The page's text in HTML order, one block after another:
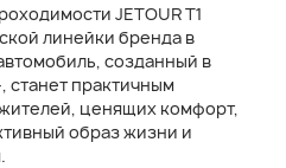
JETOUR T1
линейки бренда в
созданный в
станет практичным
ценящих комфорт,
образ жизни и